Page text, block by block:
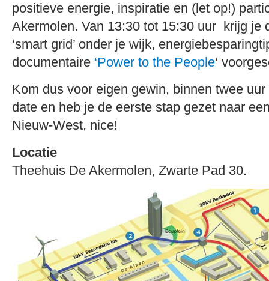
positieve energie, inspiratie en (let op!)
Akermolen. Van 13:30 tot 15:30 uur krijg je
‘smart grid’ onder je wijk,
documentaire ‘Power to the People‘
Kom dus voor eigen gewin, binnen twee
date en heb je de eerste stap gezet naar
Nieuw-West, nice!
Locatie
Theehuis De Akermolen, Zwarte Pad 30.